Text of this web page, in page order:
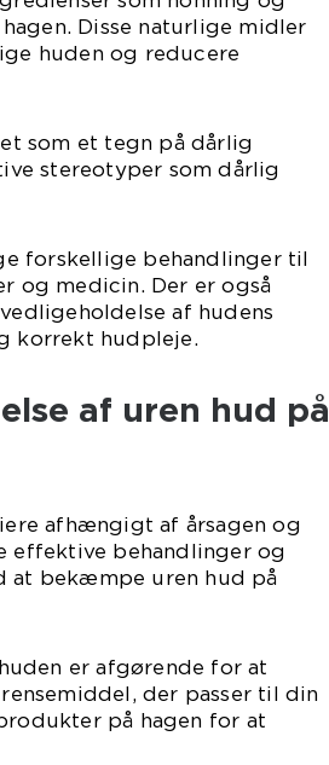
Disse naturlige midler
huden og reducere
som et tegn på dårlig
stereotyper som dårlig
forskellige behandlinger til
og medicin. Der er også
af hudens
korrekt hudpleje.
af uren hud på
afhængigt af årsagen og
effektive behandlinger og
at bekæmpe uren hud på
er afgørende for at
der passer til din
på hagen for at